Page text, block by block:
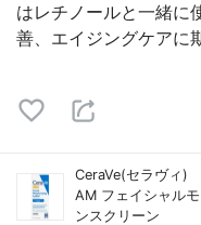
はレチノールと一緒に
善、エイジングケアに
CeraVe(セラヴィ)
AM フェイシャル
ンスクリーン